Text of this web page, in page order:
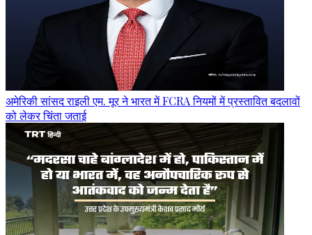
अमेरिकी सांसद राइली एम. मूर ने भारत में FCRA नियमों में प्रस्तावित बदलावों
को लेकर चिंता जताई